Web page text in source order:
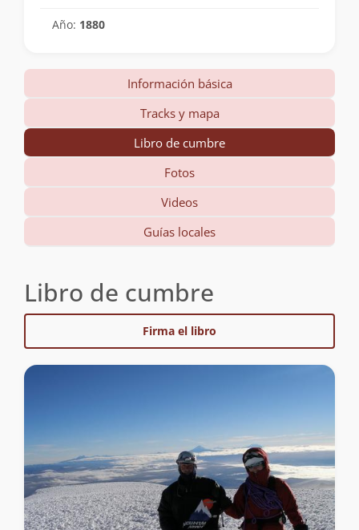
Año: 1880
Información básica
Tracks y mapa
Libro de cumbre
Fotos
Videos
Guías locales
Libro de cumbre
Firma el libro